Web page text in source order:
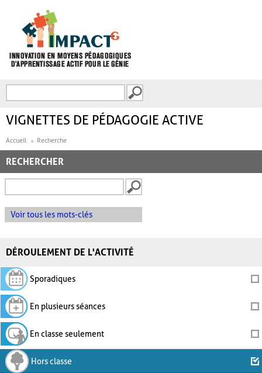
FORMULAIRE DE
VIGNETTES DE PÉDAGOGIE ACTIVE
Accueil Recherche
RECHERCHER
Voir tous les mots-clés
DÉROULEMENT DE L'ACTIVITÉ
Sporadiques
En plusieurs séances
En classe seulement
Hors classe